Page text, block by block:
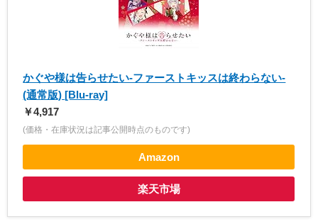
かぐや様は告らせたい-ファーストキッスは終わらない-
(通常版) [Blu-ray]
￥4,917
(価格・在庫状況は記事公開時点のものです)
Amazon
楽天市場